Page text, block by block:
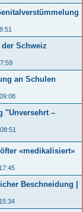
Schweiz
an Schulen
"Unversehrt –
«medikalisiert»
Beschneidung |